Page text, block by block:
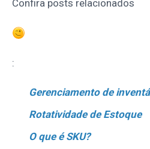
Confira posts relacionados
:
Gerenciamento de
Rotatividade de Estoque
O que é SKU?